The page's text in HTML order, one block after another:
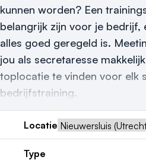
Vraag locatie aan
Locatiegids
Meld locatie aan
Nieuws
kunnen worden? Een
belangrijk zijn voor je bedrijf,
alles goed geregeld is.
jou als secretaresse
toplocatie te vinden voor elk
bedrijfstraining.
Locatie
Type